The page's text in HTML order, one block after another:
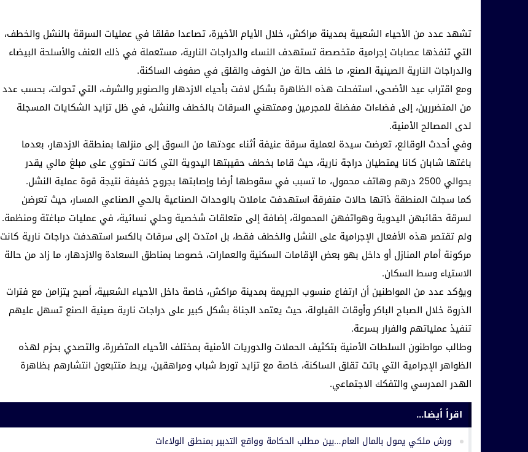
تشهد عدد من الأحياء الشعبية بمدينة مراكش، خلال الأيام الأخيرة، تصاعدا مقلقا في عمليات السرقة بالنشل والخطف،
التي تنفذها عصابات إجرامية متخصصة تستهدف النساء والدراجات النارية، مستعملة في ذلك العنف والأسلحة البيضاء
والدراجات النارية الصينية الصنع، ما خلف حالة من الخوف والقلق في صفوف الساكنة.
ومع اقتراب عيد الأضحى، استفحلت هذه الظاهرة بشكل لافت بأحياء الازدهار والصنوبر والشرف، التي تحولت، بحسب عدد
من المتضررين، إلى فضاءات مفضلة للمجرمين وممتهني السرقات بالخطف والنشل، في ظل تزايد الشكايات المسجلة
لدى المصالح الأمنية.
وفي أحدث الوقائع، تعرضت سيدة لعملية سرقة عنيفة أثناء عودتها من السوق إلى منزلها بمنطقة الازدهار، بعدما
باغتها شابان كانا يمتطيان دراجة نارية، حيث قاما بخطف حقيبتها اليدوية التي كانت تحتوي على مبلغ مالي يقدر
بحوالي 2500 درهم وهاتف محمول، ما تسبب في سقوطها أرضا وإصابتها بجروح خفيفة نتيجة قوة عملية النشل.
كما سجلت المنطقة ذاتها حالات متفرقة استهدفت عاملات بالوحدات الصناعية بالحي الصناعي المسار، حيث تعرضن
لسرقة حقائبهن اليدوية وهواتفهن المحمولة، إضافة إلى متعلقات شخصية وحلي نسائية، في عمليات مباغتة ومنظمة.
ولم تقتصر هذه الأفعال الإجرامية على النشل والخطف فقط، بل امتدت إلى سرقات بالكسر استهدفت دراجات نارية كانت
مركونة أمام المنازل أو داخل بهو بعض الإقامات السكنية والعمارات، خصوصا بمناطق السعادة والازدهار، ما زاد من حالة
الاستياء وسط السكان.
ويؤكد عدد من المواطنين أن ارتفاع منسوب الجريمة بمدينة مراكش، خاصة داخل الأحياء الشعبية، أصبح يتزامن مع فترات
الذروة خلال الصباح الباكر وأوقات القيلولة، حيث يعتمد الجناة بشكل كبير على دراجات نارية صينية الصنع تسهل عليهم
تنفيذ عملياتهم والفرار بسرعة.
وطالب مواطنون السلطات الأمنية بتكثيف الحملات والدوريات الأمنية بمختلف الأحياء المتضررة، والتصدي بحزم لهذه
الظواهر الإجرامية التي باتت تقلق الساكنة، خاصة مع تزايد تورط شباب ومراهقين، يربط متتبعون انتشارهم بظاهرة
الهدر المدرسي والتفكك الاجتماعي.
اقرأ أيضا...
ورش ملكي يمول بالمال العام…بين مطلب الحكامة وواقع التدبير بمنطق الولاءات